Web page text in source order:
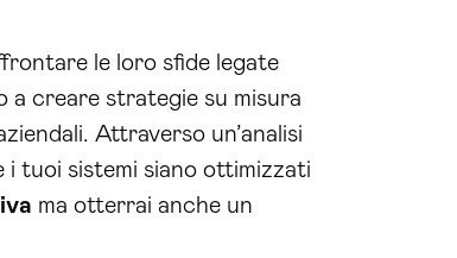
le loro sfide legate
a creare strategie su misura
Attraverso un’analisi
i tuoi sistemi siano ottimizzati
ma otterrai anche un